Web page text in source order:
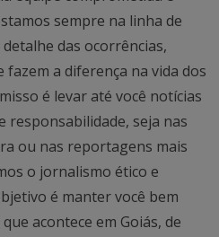
sempre na linha de
das ocorrências,
fazem a diferença na vida dos
é levar até você notícias
responsabilidade, seja nas
ou nas reportagens mais
o jornalismo ético e
é manter você bem
acontece em Goiás, de